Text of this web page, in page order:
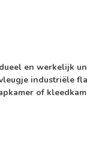
en werkelijk
industriële
of